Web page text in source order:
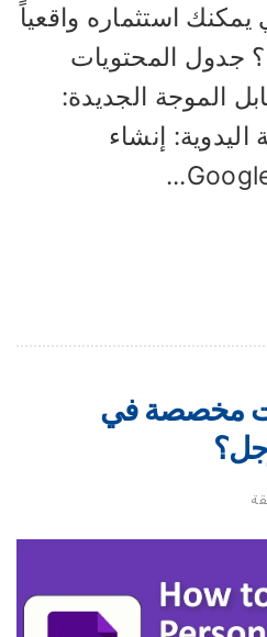
استثماره واقعياً
المحتويات
الموجة الجديدة:
إنشاء
مخصصة في